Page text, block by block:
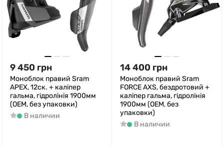
9 450 грн
Моноблок правий Sram
APEX, 12ск. + каліпер
гальма, гідролінія 1900мм
(ОЕМ, без упаковки)
В наличии
14 400 грн
Моноблок правий Sram
FORCE AXS, бездротовий +
каліпер гальма, гідролінія
1900мм (ОЕМ, без
упаковки)
В наличии